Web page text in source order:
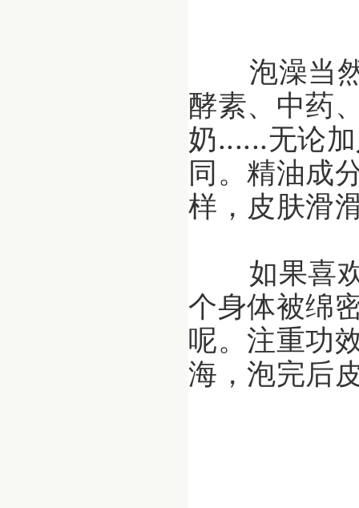
泡澡当
酵素、中药
奶......无论
同。精油成
样，皮肤滑
如果喜
个身体被绵
呢。注重功
海，泡完后